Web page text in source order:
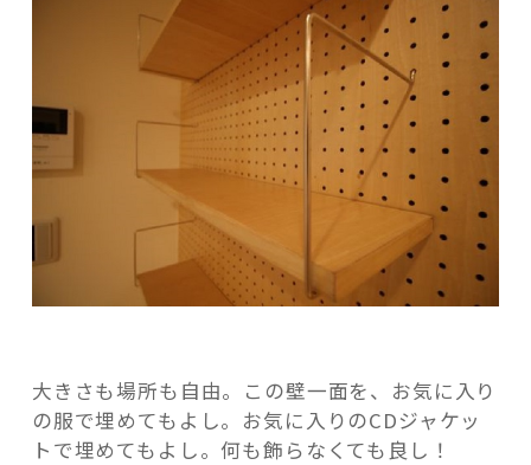
大きさも場所も自由。この壁一面を、お気に入り
の服で埋めてもよし。お気に入りのCDジャケッ
トで埋めてもよし。何も飾らなくても良し！